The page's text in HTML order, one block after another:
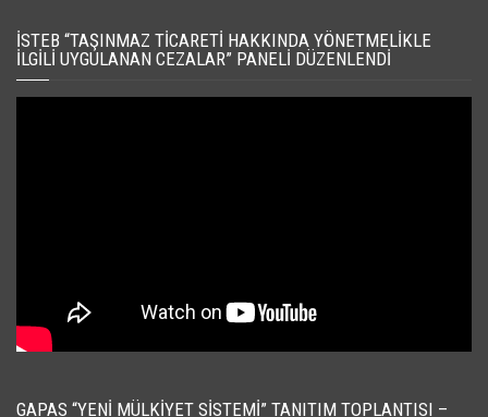
İSTEB “TAŞINMAZ TICARETI HAKKINDA YÖNETMELIKLE
İLGILI UYGULANAN CEZALAR” PANELI DÜZENLENDI
GAPAS “YENI MÜLKIYET SISTEMI” TANITIM TOPLANTISI –